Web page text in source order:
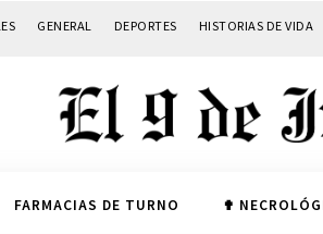
GENERAL DEPORTES HISTORIAS DE VIDA
FARMACIAS DE TURNO ✟